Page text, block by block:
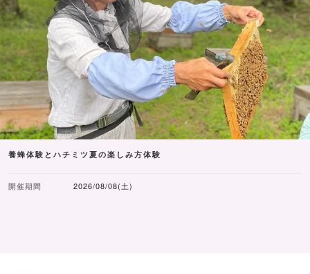
養蜂体験とハチミツ夏の楽しみ方体験
開催期間 2026/08/08(土)